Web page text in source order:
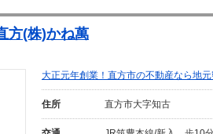
方(株)かね萬
大正元年創業！直方市の不動産なら地
住所 直方市大字知古